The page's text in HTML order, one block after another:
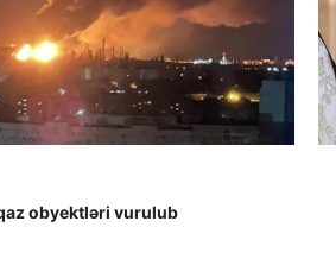
obyektləri vurulub